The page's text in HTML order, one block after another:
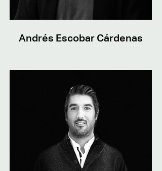
Andrés Escobar Cárdenas